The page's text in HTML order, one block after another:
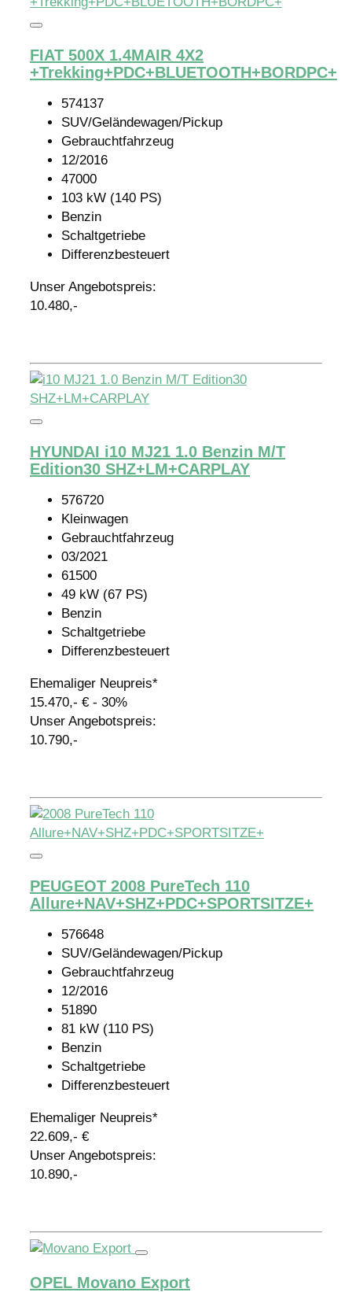
FIAT 500X 1.4MAIR 4X2
+Trekking+PDC+BLUETOOTH+BORDPC+
574137
SUV/Geländewagen/Pickup
Gebrauchtfahrzeug
12/2016
47000
103 kW (140 PS)
Benzin
Schaltgetriebe
Differenzbesteuert
Unser Angebotspreis:
10.480,-
HYUNDAI i10 MJ21 1.0 Benzin M/T
Edition30 SHZ+LM+CARPLAY
576720
Kleinwagen
Gebrauchtfahrzeug
03/2021
61500
49 kW (67 PS)
Benzin
Schaltgetriebe
Differenzbesteuert
Ehemaliger Neupreis*
15.470,- € - 30%
Unser Angebotspreis:
10.790,-
PEUGEOT 2008 PureTech 110
Allure+NAV+SHZ+PDC+SPORTSITZE+
576648
SUV/Geländewagen/Pickup
Gebrauchtfahrzeug
12/2016
51890
81 kW (110 PS)
Benzin
Schaltgetriebe
Differenzbesteuert
Ehemaliger Neupreis*
22.609,- €
Unser Angebotspreis:
10.890,-
OPEL Movano Export